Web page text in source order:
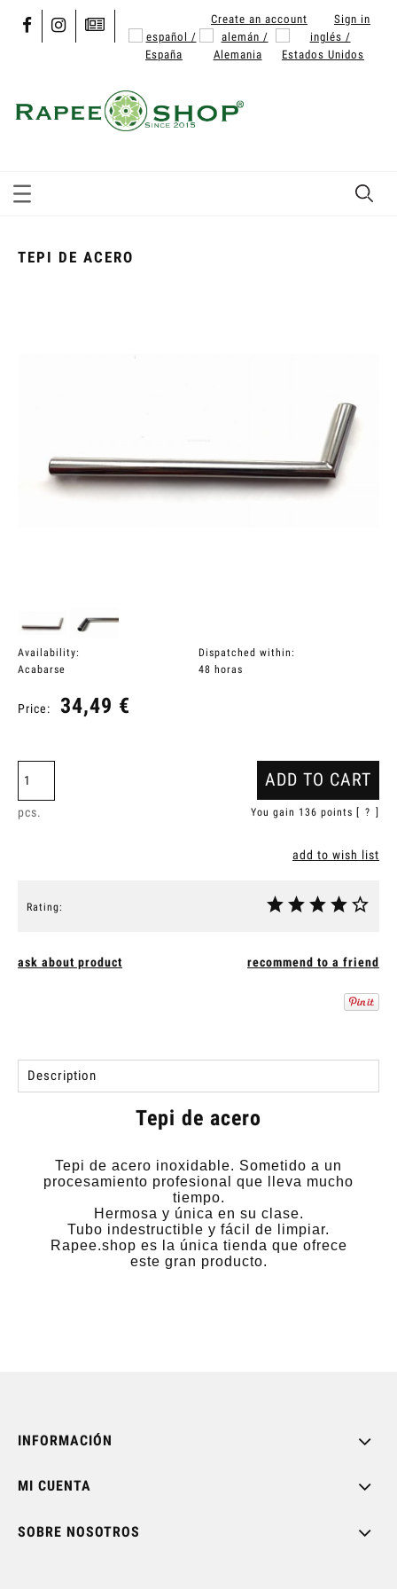
Create an account Sign in
TEPI DE ACERO
Availability:
Acabarse
Dispatched within:
48 horas
Price: 34,49 €
pcs.
ADD TO CART
You gain 136 points [ ? ]
add to wish list
Rating:
ask about product recommend to a friend
Description
Tepi de acero
Tepi de acero inoxidable. Sometido a un
procesamiento profesional que lleva mucho
tiempo.
Hermosa y única en su clase.
Tubo indestructible y fácil de limpiar.
Rapee.shop es la única tienda que ofrece
este gran producto.
INFORMACIÓN
MI CUENTA
SOBRE NOSOTROS